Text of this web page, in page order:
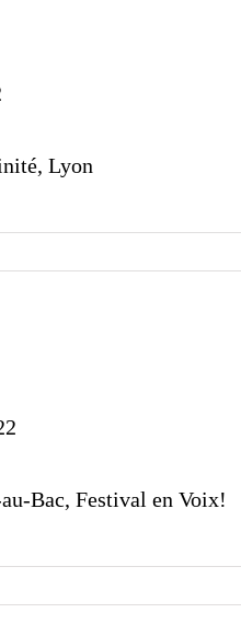
Lyon
Bac, Festival en Voix!